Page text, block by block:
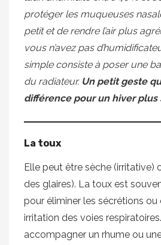
protéger les muqueuses
petit et de rendre l’air plus
vous n’avez pas
simple consiste à poser une
du radiateur. Un petit geste
différence pour un hiver plus
La toux
Elle peut être sèche (irritative)
des glaires). La toux est
pour éliminer les sécrétions ou
irritation des voies
accompagner un rhume ou